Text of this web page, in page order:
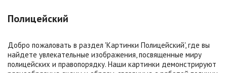
Полицейский
Добро пожаловать в раздел 'Картинки Полицейский', где вы
найдете увлекательные изображения, посвященные миру
полицейских и правопорядку. Наши картинки демонстрируют